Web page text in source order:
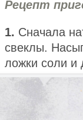
Рецепт
1. Сначала
свеклы.
ложки соли и